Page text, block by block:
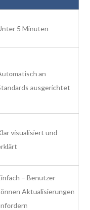
5 Minuten
an
ausgerichtet
visualisiert und
– Benutzer
Aktualisierungen